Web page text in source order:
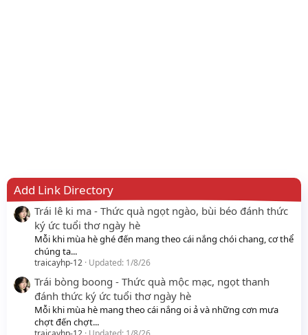
Add Link Directory
Trái lê ki ma - Thức quà ngọt ngào, bùi béo đánh thức
ký ức tuổi thơ ngày hè
Mỗi khi mùa hè ghé đến mang theo cái nắng chói chang, cơ thể
chúng ta...
traicayhp-12 Updated: 1/8/26
Trái bòng boong - Thức quà mộc mạc, ngọt thanh
đánh thức ký ức tuổi thơ ngày hè
Mỗi khi mùa hè mang theo cái nắng oi ả và những cơn mưa
chợt đến chợt...